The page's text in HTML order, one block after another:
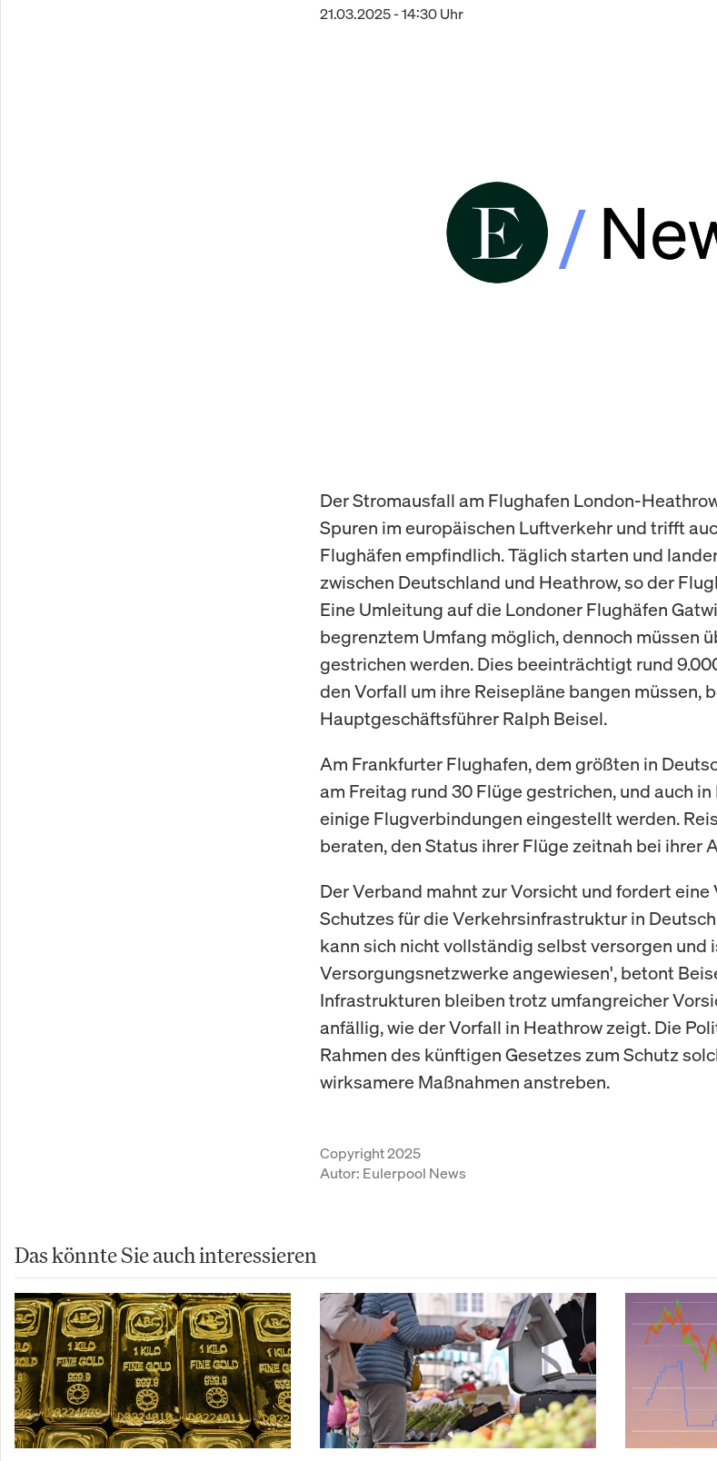
21.03.2025 - 14:30 Uhr
Der Stromausfall am Flughafen London-
Spuren im europäischen Luftverkehr und trifft
Flughäfen empfindlich. Täglich starten und
zwischen Deutschland und Heathrow, so der
Eine Umleitung auf die Londoner Flughäfen
begrenztem Umfang möglich, dennoch müssen
gestrichen werden. Dies beeinträchtigt rund
den Vorfall um ihre Reisepläne bangen müssen,
Hauptgeschäftsführer Ralph Beisel.
Am Frankfurter Flughafen, dem größten in
am Freitag rund 30 Flüge gestrichen, und auch
einige Flugverbindungen eingestellt werden.
beraten, den Status ihrer Flüge zeitnah bei ihrer
Der Verband mahnt zur Vorsicht und fordert
Schutzes für die Verkehrsinfrastruktur in
kann sich nicht vollständig selbst versorgen und
Versorgungsnetzwerke angewiesen', betont
Infrastrukturen bleiben trotz umfangreicher
anfällig, wie der Vorfall in Heathrow zeigt. Die
Rahmen des künftigen Gesetzes zum Schutz
wirksamere Maßnahmen anstreben.
Copyright 2025
Autor: Eulerpool News
Das könnte Sie auch interessieren